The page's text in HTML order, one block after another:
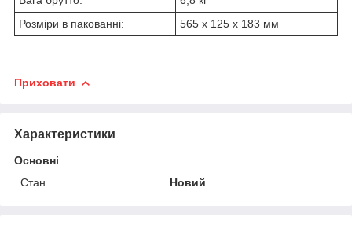
Розміри в пакованні:
565 x 125 x 183 мм
Приховати
Характеристики
Основні
Стан
Новий